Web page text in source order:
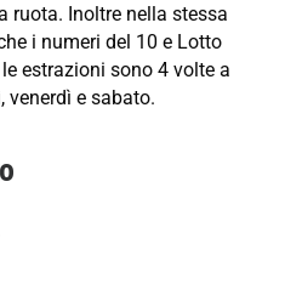
ruota. Inoltre nella stessa
i numeri del 10 e Lotto
estrazioni sono 4 volte a
venerdì e sabato.